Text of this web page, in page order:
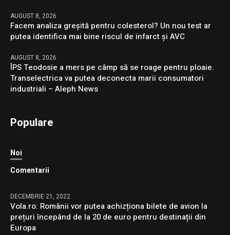
AUGUST 8, 2026
Facem analiza greșită pentru colesterol? Un nou test ar
putea identifica mai bine riscul de infarct și AVC
AUGUST 8, 2026
ÎPS Teodosie a mers pe câmp să se roage pentru ploaie.
Transelectrica va putea deconecta marii consumatori
industriali – Aleph News
Populare
Noi
Comentarii
DECEMBRIE 21, 2022
Vola.ro: Românii vor putea achizționa bilete de avion la
prețuri începând de la 20 de euro pentru destinații din
Europa